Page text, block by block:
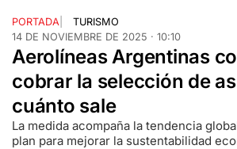
PORTADA
TURISMO
14 DE NOVIEMBRE DE 2025 · 10:10
Aerolíneas Argentinas
cobrar la selección de
cuánto sale
La medida acompaña la tendencia
plan para mejorar la sustentabilidad